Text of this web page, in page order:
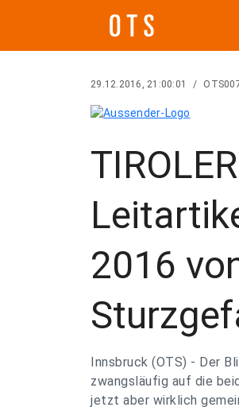
29.12.2016, 21:00:01 /
2016
Innsbruck (OTS) - Der
zwangsläufig auf die
jetzt aber wirklich